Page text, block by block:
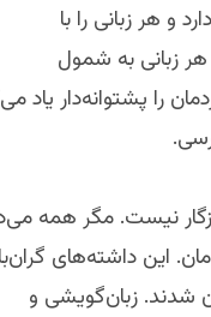
و هر زبانی را با
هر زبانی به شمول
را پشتوانه‌دار یاد
نیست. مگر همه
این داشته‌‌های
شدند. زبان‌گویشی ‌و